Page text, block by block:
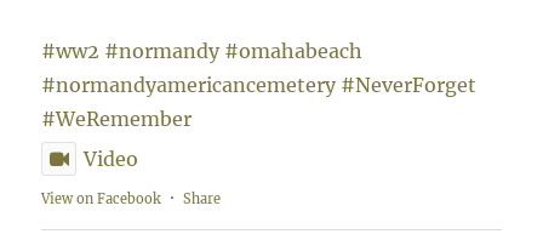
#ww2 #normandy #omahabeach
#normandyamericancemetery #NeverForget
#WeRemember
Video
View on Facebook · Share